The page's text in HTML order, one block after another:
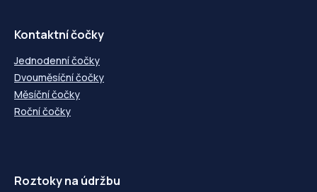
Kontaktní čočky
Jednodenní čočky
Dvouměsíční čočky
Měsíční čočky
Roční čočky
Roztoky na údržbu